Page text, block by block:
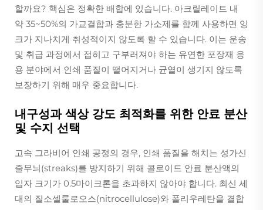
할까요? 핵심은 정확한 배합에 있습니다. 아크릴레이트 내
약 35~50%의 가교결합과 충분한 가소제를 함께 사용하면 잉
크가 지나치게 취성적이지 않도록 할 수 있습니다. 이는 운송
및 취급 과정에서 접히고 구부러져야 하는 유연한 포장재 응
용 분야에서 인쇄 품질이 떨어지거나 균열이 생기지 않도록
보장하기 위해 매우 중요합니다.
내구성과 색상 강도 최적화를 위한 안료 분산
및 수지 선택
고속 그라비어 인쇄 공정의 경우, 인쇄 품질을 해치는 성가신
줄무늬(streaks)를 방지하기 위해 콜로이드 안료 분산액의
입자 크기가 0.5마이크론을 초과하지 않아야 합니다. 최신 세
대의 질소셀룰로오스(nitrocellulose)와 폴리우레탄을 결합